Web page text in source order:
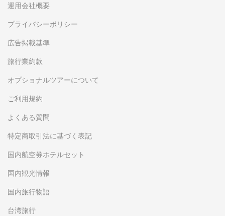
運用会社概要
プライバシーポリシー
広告掲載基準
旅行業約款
オプショナルツアーについて
ご利用規約
よくある質問
特定商取引法に基づく表記
国内航空券ホテルセット
国内観光情報
国内旅行物語
台湾旅行